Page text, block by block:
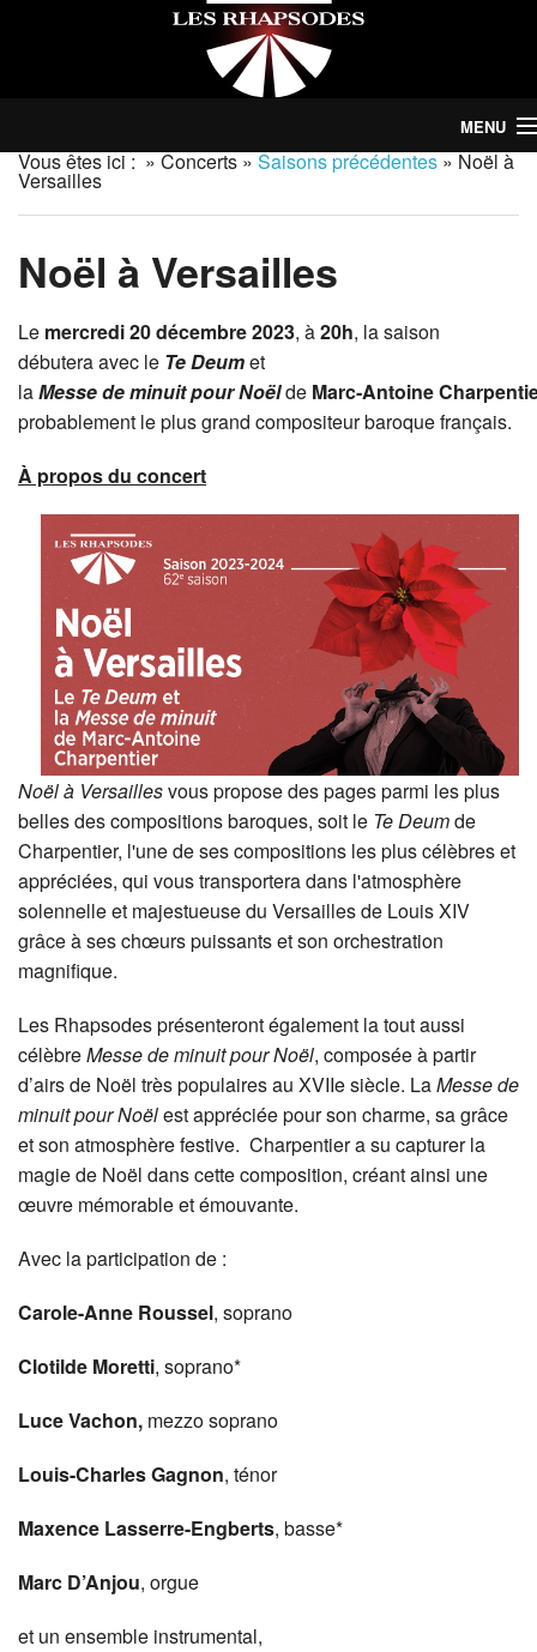
MENU
Le Choeur
Abonnement | Billets
Nous soutenir
Nouvelles
Vous êtes ici :»Concerts»Saisons précédentes»Noël à
Versailles
Noël à Versailles
Le mercredi 20 décembre 2023, à20h, la saison
débutera avec le Te Deumet
laMesse de minuit pour Noëlde Marc‑Antoine
probablement le plus grand compositeur baroque français.
À propos du concert
Noël à Versaillesvous propose des pages parmi les plus
belles des compositions baroques, soit le Te Deumde
Charpentier, l'une de ses compositions les plus célèbres et
appréciées, qui vous transportera dans l'atmosphère
solennelle et majestueuse du Versailles de Louis XIV
grâce à ses chœurs puissants et son orchestration
magnifique.
Les Rhapsodes présenteront également la tout aussi
célèbreMesse de minuit pour Noël, composée à partir
d’airs de Noël très populaires au XVIIe siècle. LaMesse de
minuit pour Noëlest appréciée pour son charme, sa grâce
et son atmosphère festive. Charpentier a su capturer la
magie de Noël dans cette composition, créant ainsi une
œuvre mémorable et émouvante.
Avec la participation de :
Carole-Anne Roussel, soprano
Clotilde Moretti, soprano*
Luce Vachon, mezzo soprano
Louis-Charles Gagnon, ténor
Maxence Lasserre-Engberts, basse*
Marc D’Anjou, orgue
et un ensemble instrumental,